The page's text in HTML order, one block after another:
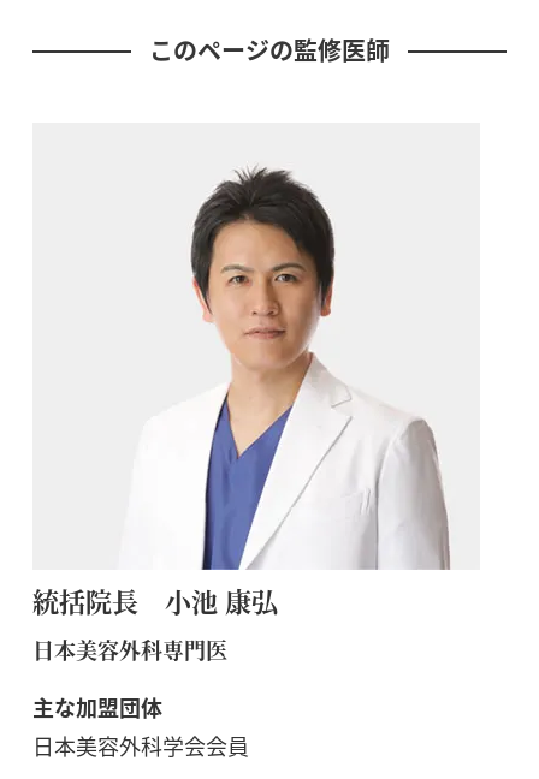
このページの監修医師
統括院長 小池 康弘
日本美容外科専門医
主な加盟団体
日本美容外科学会会員